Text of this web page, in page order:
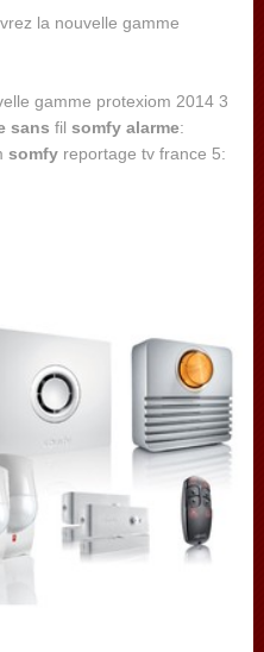
gamme protexiom 2014 3
sans fil somfy alarme:
somfyreportage tv france 5: